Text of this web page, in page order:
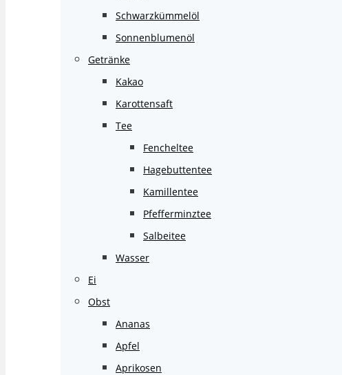
Schwarzkümmelöl
Sonnenblumenöl
Getränke
Kakao
Karottensaft
Tee
Fencheltee
Hagebuttentee
Kamillentee
Pfefferminztee
Salbeitee
Wasser
Ei
Obst
Ananas
Apfel
Aprikosen